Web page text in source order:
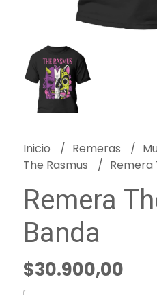
Inicio Remeras
The Rasmus
Remera
Remera
Banda
$30.900,00